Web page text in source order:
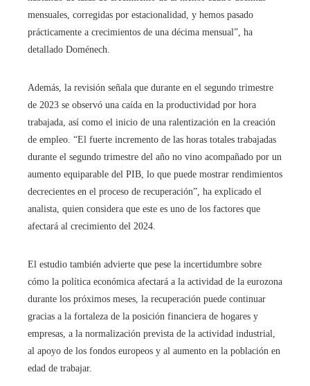
mensuales, corregidas por estacionalidad, y hemos pasado
prácticamente a crecimientos de una décima mensual”, ha
detallado Doménech.
Además, la revisión señala que durante en el segundo trimestre
de 2023 se observó una caída en la productividad por hora
trabajada, así como el inicio de una ralentización en la creación
de empleo. “El fuerte incremento de las horas totales trabajadas
durante el segundo trimestre del año no vino acompañado por un
aumento equiparable del PIB, lo que puede mostrar rendimientos
decrecientes en el proceso de recuperación”, ha explicado el
analista, quien considera que este es uno de los factores que
afectará al crecimiento del 2024.
El estudio también advierte que pese la incertidumbre sobre
cómo la política económica afectará a la actividad de la eurozona
durante los próximos meses, la recuperación puede continuar
gracias a la fortaleza de la posición financiera de hogares y
empresas, a la normalización prevista de la actividad industrial,
al apoyo de los fondos europeos y al aumento en la población en
edad de trabajar.